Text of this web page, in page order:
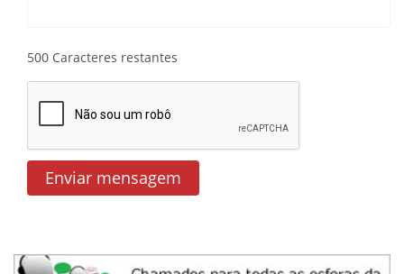
500 Caracteres restantes
Enviar mensagem